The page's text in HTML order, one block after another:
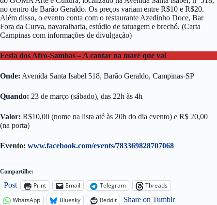
no centro de Barão Geraldo. Os preços variam entre R$10 e R$20.
Além disso, o evento conta com o restaurante Azedinho Doce, Bar
Fora da Curva, navaralharia, estúdio de tatuagem e brechó. (Carta
Campinas com informações de divulgação)
Festa dos Afro-Sambas – A cantar na maré que vai
Onde: Avenida Santa Isabel 518, Barão Geraldo, Campinas-SP
Quando: 23 de março (sábado), das 22h às 4h
Valor: R$10,00 (nome na lista até às 20h do dia evento) e R$ 20,00
(na porta)
Evento: www.facebook.com/events/783369828707068
Compartilhe:
Post Print Email Telegram
Threads
WhatsApp
Bluesky Reddit Share on Tumblr